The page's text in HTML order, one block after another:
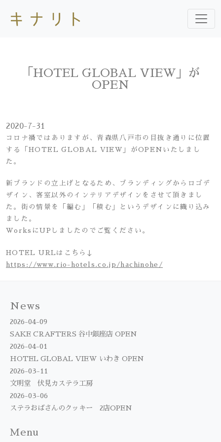
「HOTEL GLOBAL VIEW」が
OPEN
2020-7-31
コロナ禍ではありますが、青森県八戸市の目抜き通りに位置
する「HOTEL GLOBAL VIEW」がOPENいたしまし
た。
新ブランドの立上げとなるため、ブランディングからロゴデ
ザイン、客室以外のインテリアデザインをさせて頂きまし
た。街の情景を「編む」「積む」というデザインに織り込み
ました。
WorksにUPしましたのでご覧ください。
HOTEL URLはこちら↓
https://www.rio-hotels.co.jp/hachinohe/
News
2026-04-09
SAKE CRAFTERS 谷中銀座店 OPEN
2026-04-01
HOTEL GLOBAL VIEW いわき OPEN
2026-03-11
文明堂 伏見カステラ工房
2026-03-06
ステラおばさんのクッキー 2店OPEN
Menu